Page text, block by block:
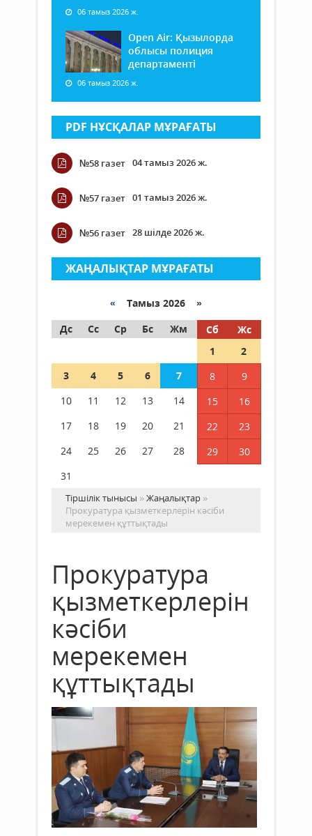
06 тамыз 2026 ж.
Open Air: Қызылорда
облысы полиция
департаменті
06 тамыз 2026 ж.
PDF НҰСҚАЛАР МҰРАҒАТЫ
№58 газет 04 тамыз 2026 ж.
№57 газет 01 тамыз 2026 ж.
№56 газет 28 шілде 2026 ж.
ЖАҢАЛЫҚТАР МҰРАҒАТЫ
« Тамыз 2026 »
Дс
Сс Ср Бс Жм Сб
Жс
1
2
3
4 5 6 7 8
9
10
11 12 13 14 15
16
17
18 19 20 21 22
23
24
25 26 27 28 29
30
31
Тіршілік тынысы »Жаңалықтар »
Прокуратура қызметкерлерін кәсіби
мерекемен құттықтады
Прокуратура
қызметкерлерін
кәсіби
мерекемен
құттықтады